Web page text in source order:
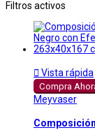
Filtros activos
 Vista rápida
Compra
Meyvaser